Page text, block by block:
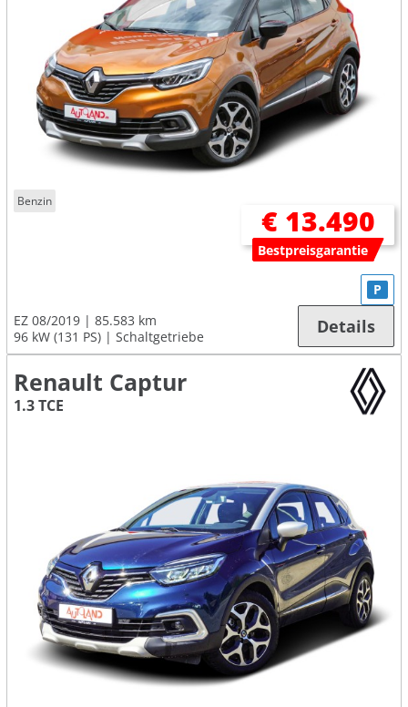
Benzin
€ 13.490
Bestpreisgarantie
EZ 08/2019
85.583 km
96 kW (131 PS)
Schaltgetriebe
P
Details
Renault Captur
1.3 TCE